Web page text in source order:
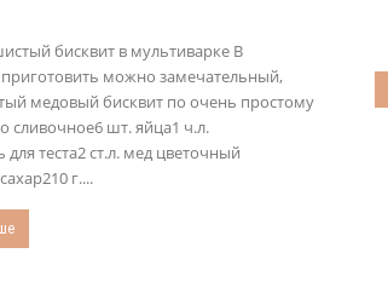
бисквит в мультиварке В
можно замечательный,
медовый бисквит по очень простому
сливочное6 шт. яйца1 ч.л.
для теста2 ст.л. мед цветочный
г....